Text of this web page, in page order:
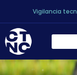
Vigilancia